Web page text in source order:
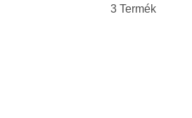
3 Termék